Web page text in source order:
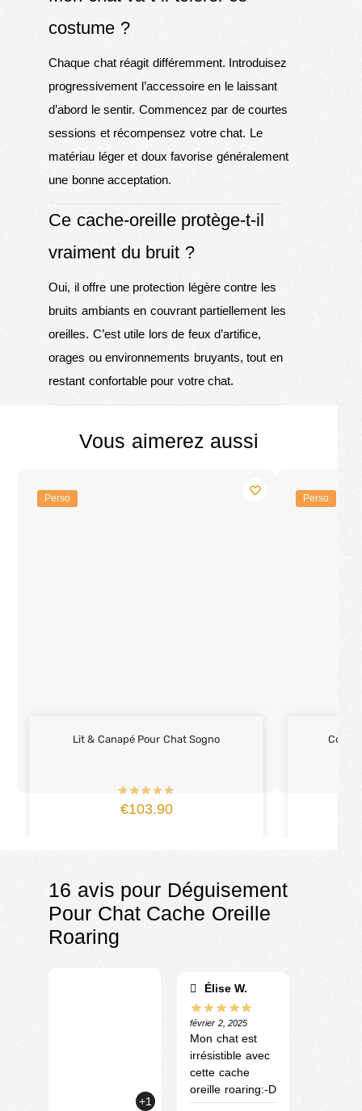
costume ?
Chaque chat réagit différemment. Introduisez
progressivement l’accessoire en le laissant
d’abord le sentir. Commencez par de courtes
sessions et récompensez votre chat. Le
matériau léger et doux favorise généralement
une bonne acceptation.
Ce cache-oreille protège-t-il
vraiment du bruit ?
Oui, il offre une protection légère contre les
bruits ambiants en couvrant partiellement les
oreilles. C’est utile lors de feux d’artifice,
orages ou environnements bruyants, tout en
restant confortable pour votre chat.
Vous aimerez aussi
Perso
Lit & Canapé Pour Chat Sogno
€103.90
Perso
Collier
16 avis pour Déguisement
Pour Chat Cache Oreille
Roaring
+1
Élise W.
février 2, 2025
Mon chat est
irrésistible avec
cette cache
oreille roaring:-D